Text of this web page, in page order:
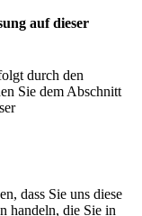
auf dieser
durch den
Sie dem Abschnitt
dass Sie uns diese
handeln, die Sie in